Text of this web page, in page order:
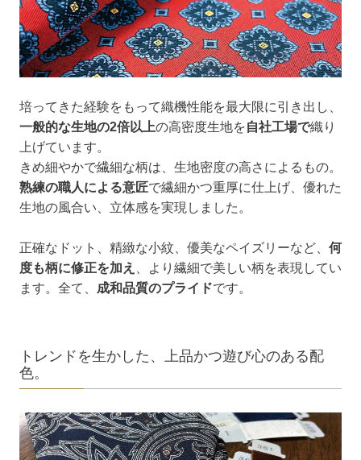
培ってきた経験をもって織機性能を最大限に引き出し、
一般的な生地の2倍以上の高密度生地を自社工場で織り
上げています。
きめ細やかで繊細な柄は、生地密度の高さによるもの。
熟練の職人による意匠で繊細かつ重厚に仕上げ、優れた
生地の風合い、立体感を実現しました。
正確なドット、精緻な小紋、優美なペイズリーなど、 何
度も柄に修正を加え
、より繊細で美しい柄を表現してい
ます。全て、 成和品質のプライドです。
トレンドを生かした、上品かつ遊び心のある配
色。